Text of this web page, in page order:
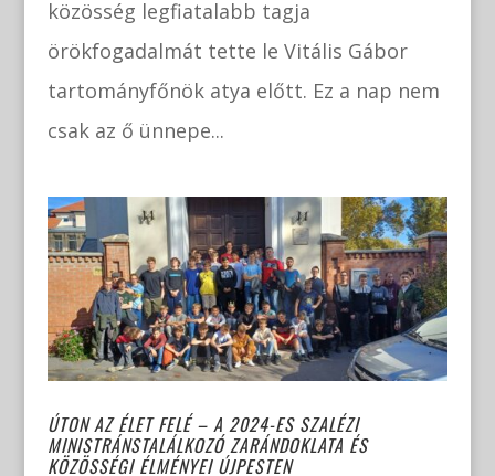
közösség legfiatalabb tagja
örökfogadalmát tette le Vitális Gábor
tartományfőnök atya előtt. Ez a nap nem
csak az ő ünnepe...
ÚTON AZ ÉLET FELÉ – A 2024-ES SZALÉZI
MINISTRÁNSTALÁLKOZÓ ZARÁNDOKLATA ÉS
KÖZÖSSÉGI ÉLMÉNYEI ÚJPESTEN